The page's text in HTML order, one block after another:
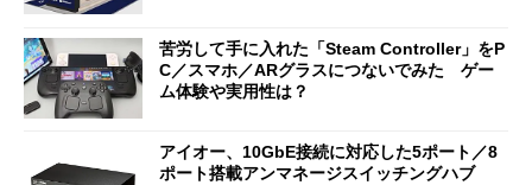
苦労して手に入れた「Steam Controller」をP
C／スマホ／ARグラスにつないでみた ゲー
ム体験や実用性は？
アイオー、10GbE接続に対応した5ポート／8
ポート搭載アンマネージスイッチングハブ